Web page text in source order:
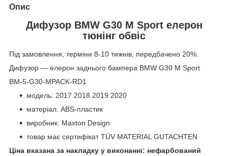
Опис
Дифузор BMW G30 M Sport елерон
тюнінг обвіс
Під замовлення, терміни 8-10 тижнів, передбачено 20%.
Дифузор — елерон заднього бампера BMW G30 M Sport
BM-5-G30-MPACK-RD1
модель: 2017 2018 2019 2020
матеріал: ABS-пластик
виробник: Maxton Design
товар має сертифікат TÜV MATERIAL GUTACHTEN
Ціна вказана за накладку у виконанні: нефарбований